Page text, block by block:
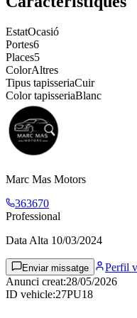
EstatOcasió
Portes6
Places5
ColorAltres
Tipus tapisseriaCuir
Color tapisseriaBlanc
Marc Mas Motors
363670
Professional
Data Alta 10/03/2024
Enviar missatge Perfil
Anunci creat:28/05/2026
ID vehicle:27PU18